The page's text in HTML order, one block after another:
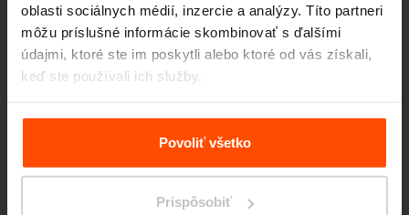
oblasti sociálnych médií, inzercie a analýzy. Títo partneri
môžu príslušné informácie skombinovať s ďalšími
údajmi, ktoré ste im poskytli alebo ktoré od vás získali,
keď ste používali ich služby.
Viac informácií nájdete na stránkeZásady zpracování
Povoliť všetko
Prispôsobiť